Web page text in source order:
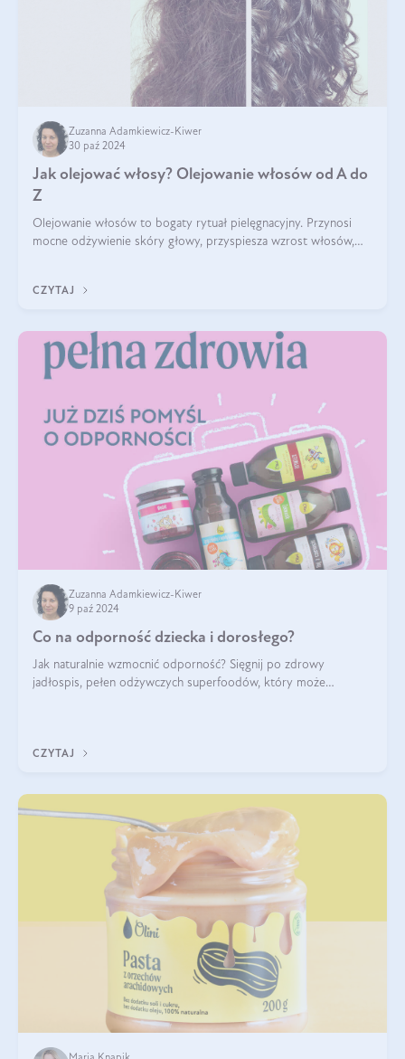
Zuzanna Adamkiewicz-Kiwer
30 paź 2024
Jak olejować włosy? Olejowanie włosów od A do
Z
Olejowanie włosów to bogaty rytuał pielęgnacyjny. Przynosi
mocne odżywienie skóry głowy, przyspiesza wzrost włosów,
CZYTAJ
Zuzanna Adamkiewicz-Kiwer
9 paź 2024
Co na odporność dziecka i dorosłego?
Jak naturalnie wzmocnić odporność? Sięgnij po zdrowy
jadłospis, pełen odżywczych superfoodów, który może
CZYTAJ